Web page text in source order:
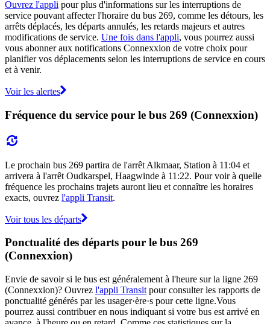
Ouvrez l'appli pour plus d'informations sur les interruptions de
service pouvant affecter l'horaire du bus 269, comme les détours, les
arrêts déplacés, les départs annulés, les retards majeurs et autres
modifications de service. Une fois dans l'appli, vous pourrez aussi
vous abonner aux notifications Connexxion de votre choix pour
planifier vos déplacements selon les interruptions de service en cours
et à venir.
Voir les alertes
Fréquence du service pour le bus 269 (Connexxion)
Le prochain bus 269 partira de l'arrêt Alkmaar, Station à 11:04 et
arrivera à l'arrêt Oudkarspel, Haagwinde à 11:22. Pour voir à quelle
fréquence les prochains trajets auront lieu et connaître les horaires
exacts, ouvrez l'appli Transit.
Voir tous les départs
Ponctualité des départs pour le bus 269
(Connexxion)
Envie de savoir si le bus est généralement à l'heure sur la ligne 269
(Connexxion)? Ouvrez l'appli Transit pour consulter les rapports de
ponctualité générés par les usager·ère·s pour cette ligne.Vous
pourrez aussi contribuer en nous indiquant si votre bus est arrivé en